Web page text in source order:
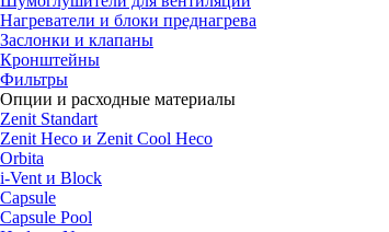
Нагреватели и блоки преднагрева
Заслонки и клапаны
Кронштейны
Фильтры
Опции и расходные материалы
Zenit Standart
Zenit Heco и Zenit Cool Heco
Orbita
i-Vent и Block
Capsule
Capsule Pool